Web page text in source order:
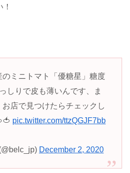
のミニトマト「優糖星」糖度
しりで皮も薄いんです、ま
店で見つけたらチェックし
pic.twitter.com/ttzQGJF7bb
December 2, 2020